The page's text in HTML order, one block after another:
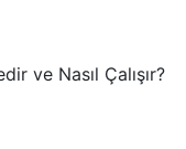
ve Nasıl Çalışır?